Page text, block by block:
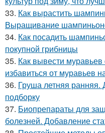
33. Как вырастить
Выращивание
34. Как посадить
покупной грибницы
35. Как вывести муравьев
избавиться от муравьев
36. Груша летняя ранняя.
подборку
37. Биопрепараты для
болезней. Добавление